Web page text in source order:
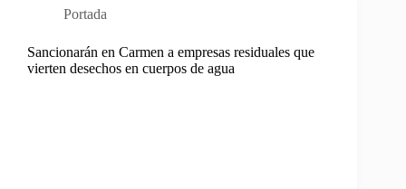
Portada
Sancionarán en Carmen a empresas residuales que
vierten desechos en cuerpos de agua